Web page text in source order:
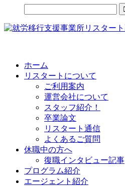
ホーム
リスタートについて
ご利用案内
運営会社について
スタッフ紹介！
卒業論文
リスタート通信
よくあるご質問
休職中の方へ
復職インタビュー記事
プログラム紹介
エージェント紹介